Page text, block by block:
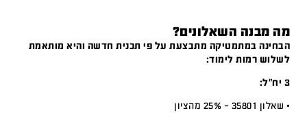
מה מבנה השאלונים?
הבחינה במתמטיקה מתבצעת על פי תכנית חדשה והיא מותאמת
לשלוש רמות לימוד:
3 יח”ל:
• שאלון 35801 – 25% מהציון